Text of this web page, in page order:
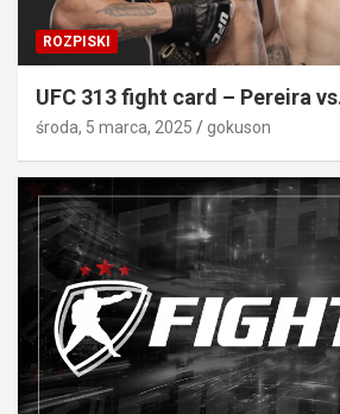
ROZPISKI
UFC 313 fight card – Pereira
środa, 5 marca, 2025 gokuson